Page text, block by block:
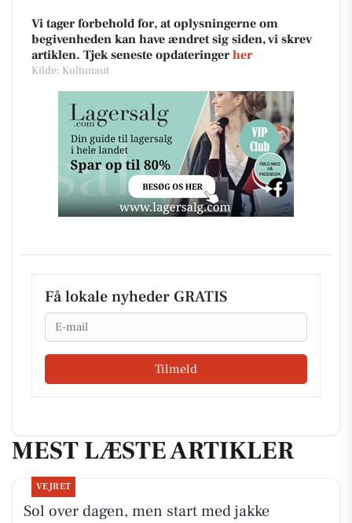
Vi tager forbehold for, at oplysningerne om
begivenheden kan have ændret sig siden, vi skrev
artiklen. Tjek seneste opdateringer her
Kilde: Kultunaut
Få lokale nyheder GRATIS
Email
Tilmeld
MEST LÆSTE ARTIKLER
VEJRET
Sol over dagen, men start med jakke